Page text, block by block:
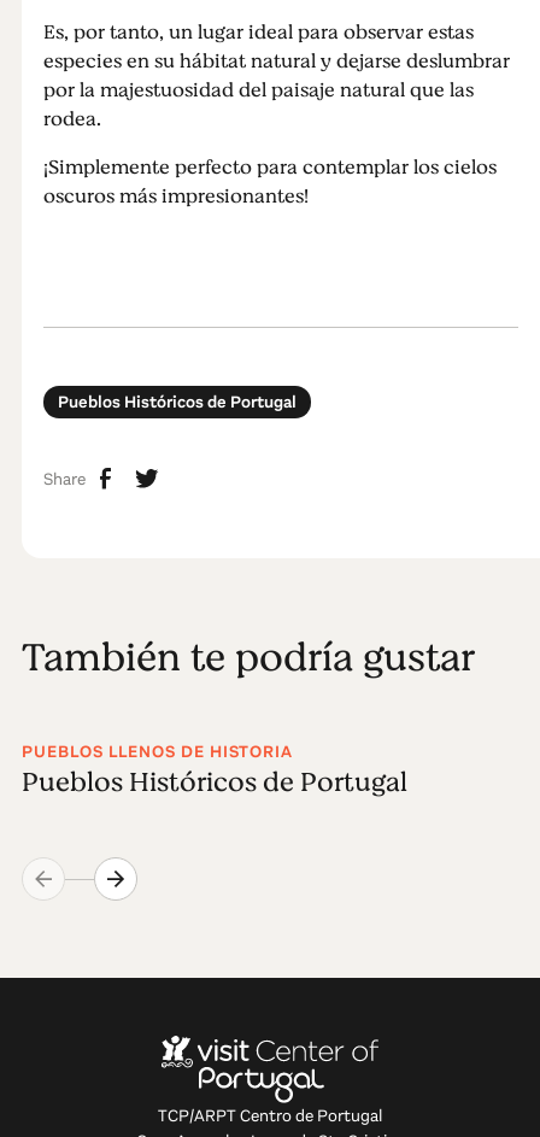
Es, por tanto, un lugar ideal para observar estas
especies en su hábitat natural y dejarse deslumbrar
por la majestuosidad del paisaje natural que las
rodea.
¡Simplemente perfecto para contemplar los cielos
oscuros más impresionantes!
Pueblos Históricos de Portugal
Share
También te podría gustar
PUEBLOS LLENOS DE HISTORIA
Pueblos Históricos de Portugal
TCP/ARPT Centro de Portugal